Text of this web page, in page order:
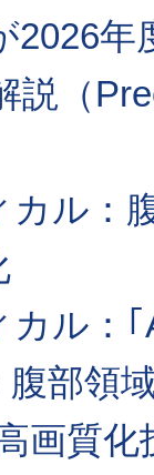
2026年
説（
カル：
ル：
部領
画質